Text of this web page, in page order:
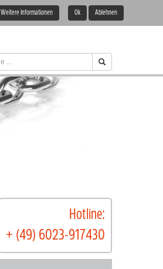
Hotline:
+ (49) 6023-917430
Weitere Informationen Ok Ablehnen